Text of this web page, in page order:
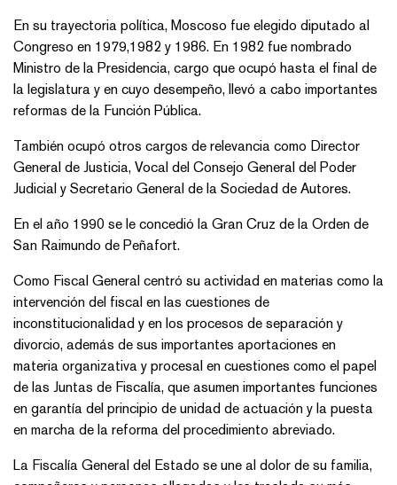
En su trayectoria política, Moscoso fue elegido diputado al
Congreso en 1979,1982 y 1986. En 1982 fue nombrado
Ministro de la Presidencia, cargo que ocupó hasta el final de
la legislatura y en cuyo desempeño, llevó a cabo importantes
reformas de la Función Pública.
También ocupó otros cargos de relevancia como Director
General de Justicia, Vocal del Consejo General del Poder
Judicial y Secretario General de la Sociedad de Autores.
En el año 1990 se le concedió la Gran Cruz de la Orden de
San Raimundo de Peñafort.
Como Fiscal General centró su actividad en materias como la
intervención del fiscal en las cuestiones de
inconstitucionalidad y en los procesos de separación y
divorcio, además de sus importantes aportaciones en
materia organizativa y procesal en cuestiones como el papel
de las Juntas de Fiscalía, que asumen importantes funciones
en garantía del principio de unidad de actuación y la puesta
en marcha de la reforma del procedimiento abreviado.
La Fiscalía General del Estado se une al dolor de su familia,